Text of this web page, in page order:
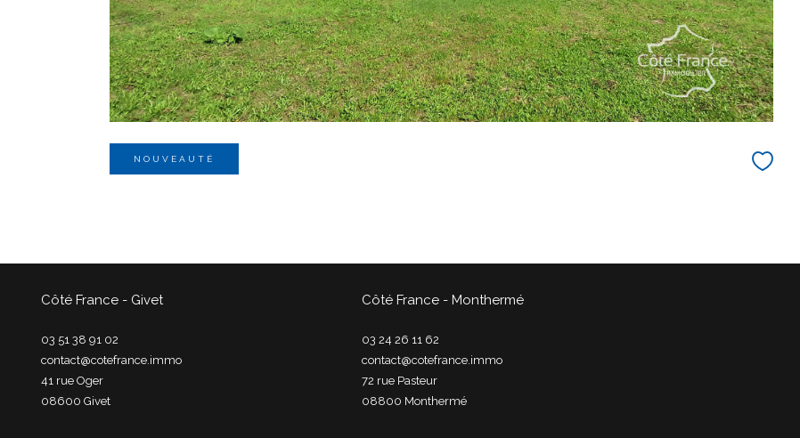
NOUVEAUTÉ
Côté France - Givet
03 51 38 91 02
contact@cotefrance.immo
41 rue Oger
08600
givet
Côté France - Monthermé
03 24 26 11 62
contact@cotefrance.immo
72 rue Pasteur
08800
monthermé